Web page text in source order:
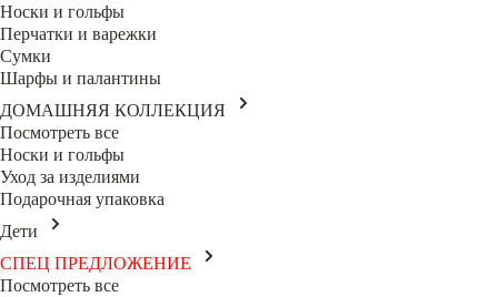
Носки и гольфы
Перчатки и варежки
Сумки
Шарфы и палантины
ДОМАШНЯЯ КОЛЛЕКЦИЯ
Посмотреть все
Носки и гольфы
Уход за изделиями
Подарочная упаковка
Дети
СПЕЦ ПРЕДЛОЖЕНИЕ
Посмотреть все